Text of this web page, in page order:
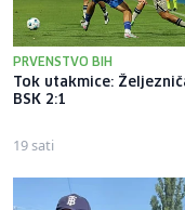
PRVENSTVO BIH
Tok utakmice:
BSK 2:1
19 sati